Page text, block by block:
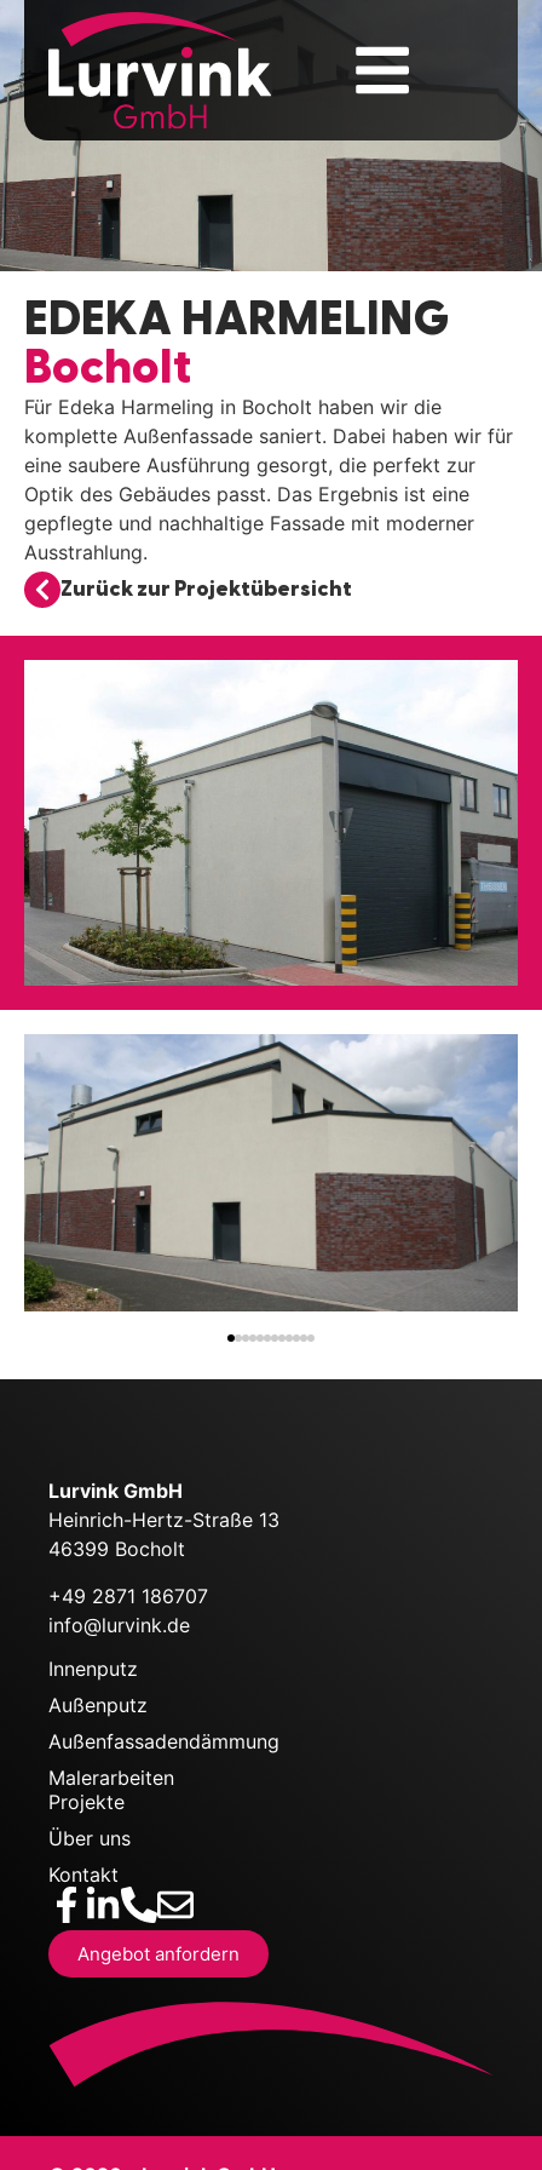
EDEKA HARMELING
Bocholt
Für Edeka Harmeling in Bocholt haben wir die
komplette Außenfassade saniert. Dabei haben wir für
eine saubere Ausführung gesorgt, die perfekt zur
Optik des Gebäudes passt. Das Ergebnis ist eine
gepflegte und nachhaltige Fassade mit moderner
Ausstrahlung.
Zurück zur Projektübersicht
Lurvink GmbH
Heinrich-Hertz-Straße 13
46399 Bocholt
+49 2871 186707
info@lurvink.de
Innenputz
Außenputz
Außenfassadendämmung
Malerarbeiten
Projekte
Über uns
Kontakt
Angebot anfordern